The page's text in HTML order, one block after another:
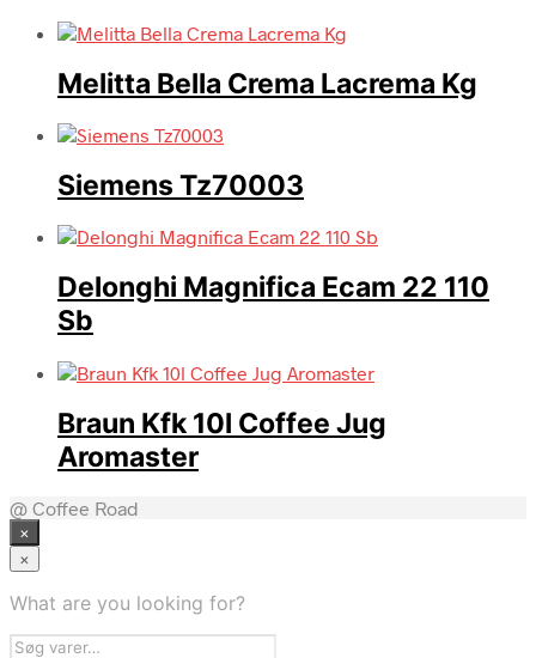
Melitta Bella Crema Lacrema Kg
Siemens Tz70003
Delonghi Magnifica Ecam 22 110
Sb
Braun Kfk 10l Coffee Jug
Aromaster
@ Coffee Road
×
×
What are you looking for?